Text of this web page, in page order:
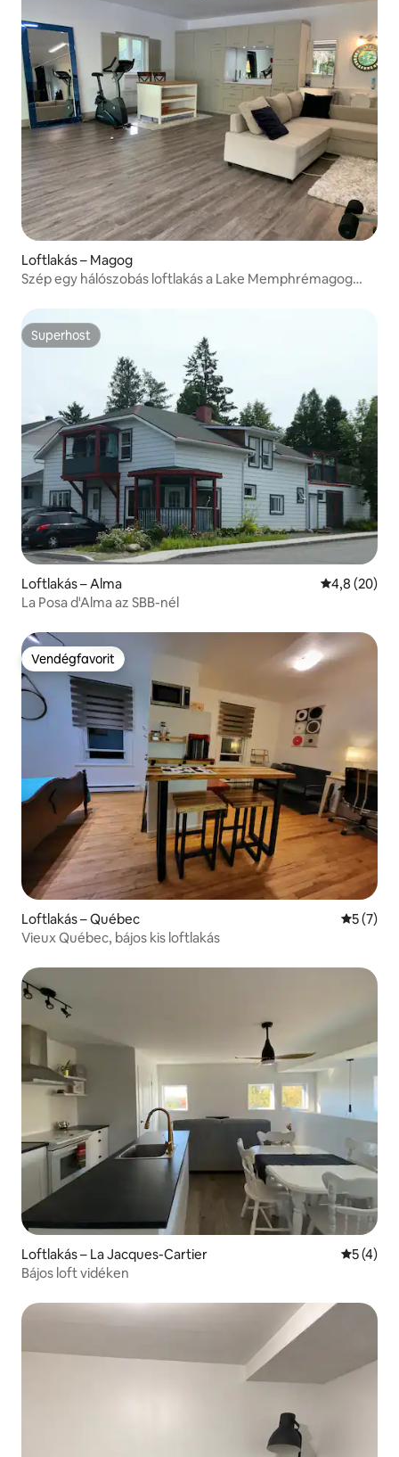
Loftlakás – Magog
Szép egy hálószobás loftlakás a Lake Memphrémagog
Superhost
Superhost
Loftlakás – Alma Átlagos
4,8 (20)
La Posa d'Alma az SBB-nél
Vendégfavorit
Vendégfavorit
Loftlakás – Québec Átlagos
5 (7)
Vieux Québec, bájos kis loftlakás
Loftlakás – La Jacques-Cartier Átlagos
5 (4)
Bájos loft vidéken